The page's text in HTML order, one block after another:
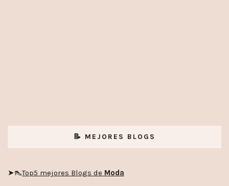
📝 MEJORES BLOGS
➤👠Top5 mejores Blogs de Moda